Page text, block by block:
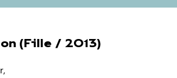
(Fille / 2013)